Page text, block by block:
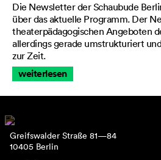
Die Newsletter der Schaubude
über das aktuelle Programm. Der
theaterpädagogischen Angeboten
allerdings gerade umstrukturiert
zur Zeit.
weiterlesen
Greifswalder Straße 81—84
10405 Berlin